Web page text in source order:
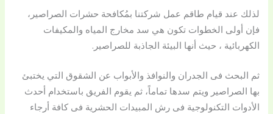
لذلك عند قيام طاقم عمل شركتنا بمُكافحة حشرات الصراصير،
فإن أولى الخطوات تكون هي سد مخارج المياه والمكيفات
الكهربائية ، حيث أنها البيئة الجاذبة للصراصير.
ثم البحث فى الجدران والنوافذ والأبواب عن الشقوق التي يختبئ
بها الصراصير ويتم سدها تماماً،ثم يقوم الفريق باستخدام أحدث
الأدوات التكنولوجية فى رش المبيدات الحشرية فى كافة أرجاء